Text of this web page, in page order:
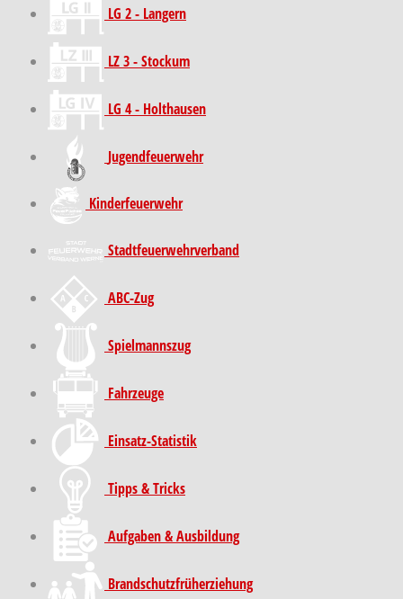
LG 2 - Langern
LZ 3 - Stockum
LG 4 - Holthausen
Jugendfeuerwehr
Kinder­feuer­wehr
Stadt­feuer­wehr­verband
ABC-Zug
Spielmannszug
Fahrzeuge
Einsatz-Statistik
Tipps & Tricks
Aufgaben & Ausbildung
Brand­schutz­früh­erziehung